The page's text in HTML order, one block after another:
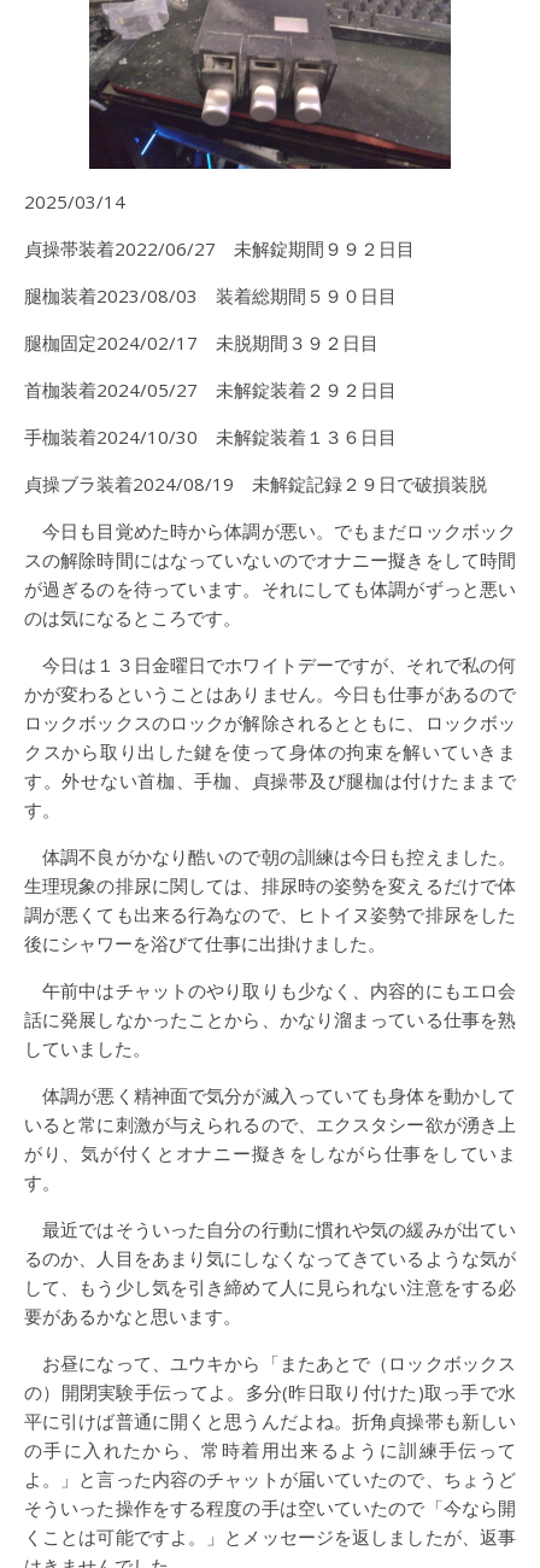
2025/03/14
貞操帯装着2022/06/27 未解錠期間９９２日目
腿枷装着2023/08/03 装着総期間５９０日目
腿枷固定2024/02/17 未脱期間３９２日目
首枷装着2024/05/27 未解錠装着２９２日目
手枷装着2024/10/30 未解錠装着１３６日目
貞操ブラ装着2024/08/19 未解錠記録２９日で破損装脱
今日も目覚めた時から体調が悪い。でもまだロックボック
スの解除時間にはなっていないのでオナニー擬きをして時間
が過ぎるのを待っています。それにしても体調がずっと悪い
のは気になるところです。
今日は１３日金曜日でホワイトデーですが、それで私の何
かが変わるということはありません。今日も仕事があるので
ロックボックスのロックが解除されるとともに、ロックボッ
クスから取り出した鍵を使って身体の拘束を解いていきま
す。外せない首枷、手枷、貞操帯及び腿枷は付けたままで
す。
体調不良がかなり酷いので朝の訓練は今日も控えました。
生理現象の排尿に関しては、排尿時の姿勢を変えるだけで体
調が悪くても出来る行為なので、ヒトイヌ姿勢で排尿をした
後にシャワーを浴びて仕事に出掛けました。
午前中はチャットのやり取りも少なく、内容的にもエロ会
話に発展しなかったことから、かなり溜まっている仕事を熟
していました。
体調が悪く精神面で気分が滅入っていても身体を動かして
いると常に刺激が与えられるので、エクスタシー欲が湧き上
がり、気が付くとオナニー擬きをしながら仕事をしていま
す。
最近ではそういった自分の行動に慣れや気の緩みが出てい
るのか、人目をあまり気にしなくなってきているような気が
して、もう少し気を引き締めて人に見られない注意をする必
要があるかなと思います。
お昼になって、ユウキから「またあとで（ロックボックス
の）開閉実験手伝ってよ。多分(昨日取り付けた)取っ手で水
平に引けば普通に開くと思うんだよね。折角貞操帯も新しい
の手に入れたから、常時着用出来るように訓練手伝って
よ。」と言った内容のチャットが届いていたので、ちょうど
そういった操作をする程度の手は空いていたので「今なら開
くことは可能ですよ。」とメッセージを返しましたが、返事